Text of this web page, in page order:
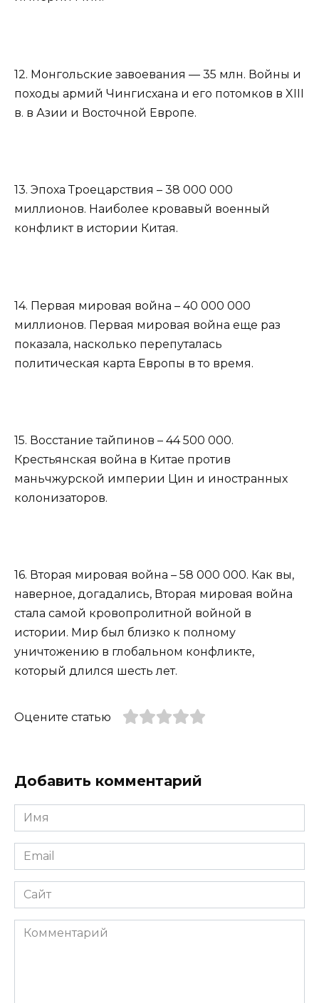
12. Монгольские завоевания — 35 млн. Войны и
походы армий Чингисхана и его потомков в XIII
в. в Азии и Восточной Европе.
13. Эпоха Троецарствия – 38 000 000
миллионов. Наиболее кровавый военный
конфликт в истории Китая.
14. Первая мировая война – 40 000 000
миллионов. Первая мировая война еще раз
показала, насколько перепуталась
политическая карта Европы в то время.
15. Восстание тайпинов – 44 500 000.
Крестьянская война в Китае против
маньчжурской империи Цин и иностранных
колонизаторов.
16. Вторая мировая война – 58 000 000. Как вы,
наверное, догадались, Вторая мировая война
стала самой кровопролитной войной в
истории. Мир был близко к полному
уничтожению в глобальном конфликте,
который длился шесть лет.
Оцените статью
Добавить комментарий
Имя
*
Email
*
Сайт
Комментарий